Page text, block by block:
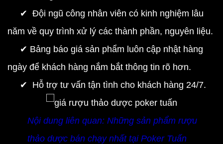
✔︎ Đội ngũ công nhân viên có kinh nghiệm lâu
năm về quy trình xử lý các thành phần, nguyên liệu.
✔︎ Bảng báo giá sản phẩm luôn cập nhật hàng
ngày để khách hàng nắm bắt thông tin rõ hơn.
✔︎ Hỗ trợ tư vấn tận tình cho khách hàng 24/7.
Nội dung liên quan: Những sản phẩm rượu
thảo dược bán chạy nhất tại Poker Tuấn